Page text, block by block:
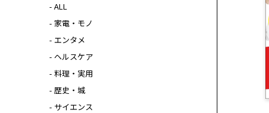
- ALL
- 家電・モノ
- エンタメ
- ヘルスケア
- 料理・実用
- 歴史・城
- サイエンス